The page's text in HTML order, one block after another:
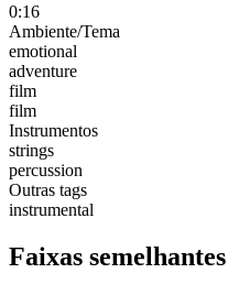
0:16
Ambiente/Tema
emotional
adventure
film
film
Instrumentos
strings
percussion
Outras tags
instrumental
Faixas semelhantes